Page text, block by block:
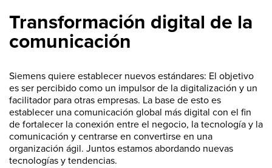
Transformación digital de la
comunicación
Siemens quiere establecer nuevos estándares: El objetivo
es ser percibido como un impulsor de la digitalización y un
facilitador para otras empresas. La base de esto es
establecer una comunicación global más digital con el fin
de fortalecer la conexión entre el negocio, la tecnología y la
comunicación y centrarse en convertirse en una
organización ágil. Juntos estamos abordando nuevas
tecnologías y tendencias.